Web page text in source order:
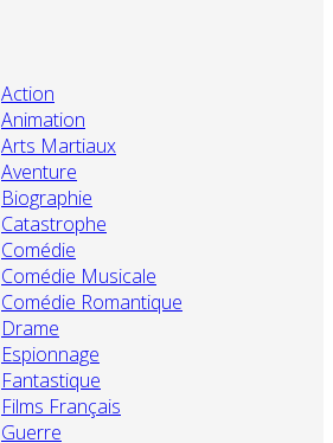
Action
Animation
Arts Martiaux
Aventure
Biographie
Catastrophe
Comédie
Comédie Musicale
Comédie Romantique
Drame
Espionnage
Fantastique
Films Français
Guerre